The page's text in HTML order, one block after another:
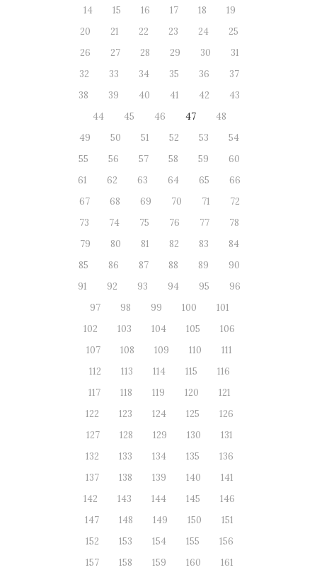
14
15 16 17 18
19
20
21 22 23 24
25
26
27 28 29 30
31
32
33 34 35 36
37
38
39 40 41 42
43
44
45 46 47
48
49
50 51 52 53
54
55
56 57 58 59
60
61
62 63 64 65
66
67
68 69 70 71
72
73
74 75 76 77
78
79
80 81 82 83
84
85
86 87 88 89
90
91
92 93 94 95
96
97
98 99 100
101
102
103 104 105
106
107
108 109 110
111
112
113 114 115
116
117
118 119 120
121
122
123 124 125
126
127
128 129 130
131
132
133 134 135
136
137
138 139 140
141
142
143 144 145
146
147
148 149 150
151
152
153 154 155
156
157
158 159 160
161